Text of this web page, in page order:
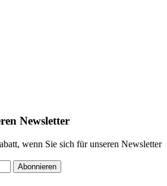
Newsletter
wenn Sie sich für unseren Newsletter
Abonnieren